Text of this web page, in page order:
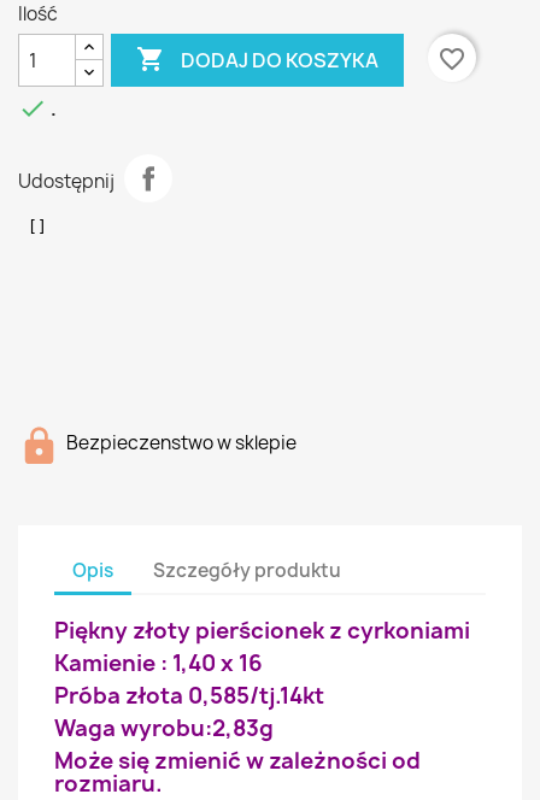
Ilość
 DODAJ DO KOSZYKA
favorite_border
 .
Udostępnij
Bezpieczenstwo w sklepie
Opis Szczegóły produktu
Piękny złoty pierścionek z cyrkoniami
Kamienie : 1,40 x 16
Próba złota 0,585/tj.14kt
Waga wyrobu:2,83g
Może się zmienić w zależności od
rozmiaru.